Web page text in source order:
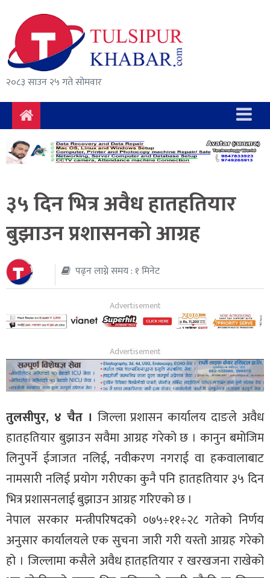
२०८३ साउन २५ गते सोमवार
समाचार
राजनीति
सुरक्षा/
अपराध
दुर्घटना
विचार
अर्थ
संवाद
मनोरञ्जन
३५ दिन भित्र अवैध हातहतियार
बुझाउन प्रशासनको आग्रह
पढ्न लाग्ने समय : १ मिनेट
तुलसीपुर, ४ चैत । जिल्ला प्रशासन कार्यालय दाङले अवैध
हातहतियार बुझाउन सवैमा आग्रह गरेको छ । कानुन बमोजिम
लिनुपर्ने ईजाजत नलिई, नवीकरण नगराई वा हकवालाबाट
नामसारी नलिई प्रयोग गरीएका कुनै पनि हातहतियार ३५ दिन
भित्र प्रशासनलाई बुझाउन आग्रह गरिएको छ ।
नेपाल सरकार मन्त्रीपरिषदको ०७५÷११÷२८ गतेको निर्णय
अनुसार कार्यालयले एक सुचना जारी गरी यस्तो आग्रह गरेको
हो । जिल्लामा कसैले अवैध हातहतियार र खरखजना राखेको